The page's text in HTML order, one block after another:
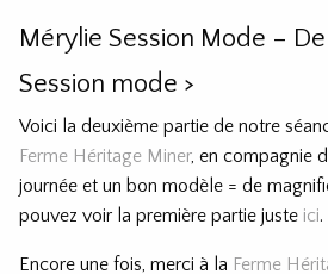
Mérylie Session Mode –
Session mode >
Voici la deuxième partie de notre
Ferme Héritage Miner, en compagnie
journée et un bon modèle = de
pouvez voir la première partie juste ici.
Encore une fois, merci à la Ferme